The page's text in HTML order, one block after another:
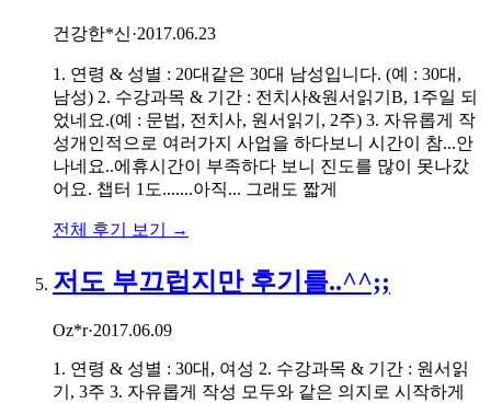
건강한*신·2017.06.23
1. 연령 & 성별 : 20대같은 30대 남성입니다. (예 : 30대,
남성) 2. 수강과목 & 기간 : 전치사&원서읽기B, 1주일 되
었네요.(예 : 문법, 전치사, 원서읽기, 2주) 3. 자유롭게 작
성개인적으로 여러가지 사업을 하다보니 시간이 참...안
나네요..에휴시간이 부족하다 보니 진도를 많이 못나갔
어요. 챕터 1도.......아직... 그래도 짧게
전체 후기 보기 →
저도 부끄럽지만 후기를..^^;;
Oz*r·2017.06.09
1. 연령 & 성별 : 30대, 여성 2. 수강과목 & 기간 : 원서읽
기, 3주 3. 자유롭게 작성 모두와 같은 의지로 시작하게